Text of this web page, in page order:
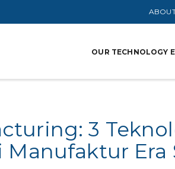
OUR TECHNOLOGY
3
Era